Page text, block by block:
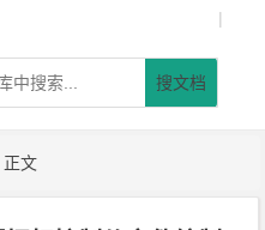
|
搜文档
正文